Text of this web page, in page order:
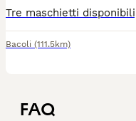
Bacoli (111.5km)
FAQ